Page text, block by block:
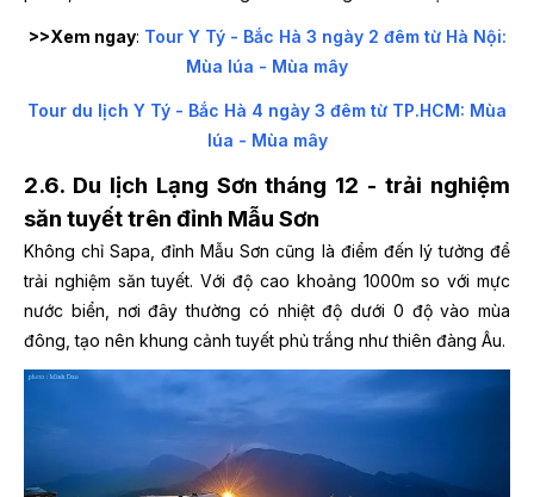
>>Xem ngay: Tour Y Tý - Bắc Hà 3 ngày 2 đêm từ Hà Nội:
Mùa lúa - Mùa mây
Tour du lịch Y Tý - Bắc Hà 4 ngày 3 đêm từ TP.HCM: Mùa
lúa - Mùa mây
2.6. Du lịch Lạng Sơn tháng 12 - trải nghiệm
săn tuyết trên đỉnh Mẫu Sơn
Không chỉ Sapa, đỉnh Mẫu Sơn cũng là điểm đến lý tưởng để
trải nghiệm săn tuyết. Với độ cao khoảng 1000m so với mực
nước biển, nơi đây thường có nhiệt độ dưới 0 độ vào mùa
đông, tạo nên khung cảnh tuyết phủ trắng như thiên đàng Âu.